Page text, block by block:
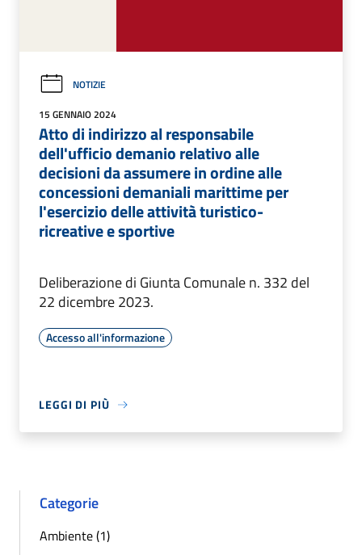
NOTIZIE
15 GENNAIO 2024
Atto di indirizzo al responsabile
dell'ufficio demanio relativo alle
decisioni da assumere in ordine alle
concessioni demaniali marittime per
l'esercizio delle attività turistico-
ricreative e sportive
Deliberazione di Giunta Comunale n. 332 del
22 dicembre 2023.
Accesso all'informazione
LEGGI DI PIÙ
Categorie
Ambiente (1)